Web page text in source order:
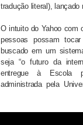
tradução literal),
O intuito do Yahoo com
pessoas possam
buscado em um
seja “o futuro da
entregue à Escola
administrada pela